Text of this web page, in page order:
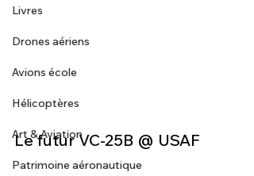
Livres
Drones aériens
Avions école
Hélicoptères
Art & Aviation
Patrimoine aéronautique
Le futur VC-25B @ USAF